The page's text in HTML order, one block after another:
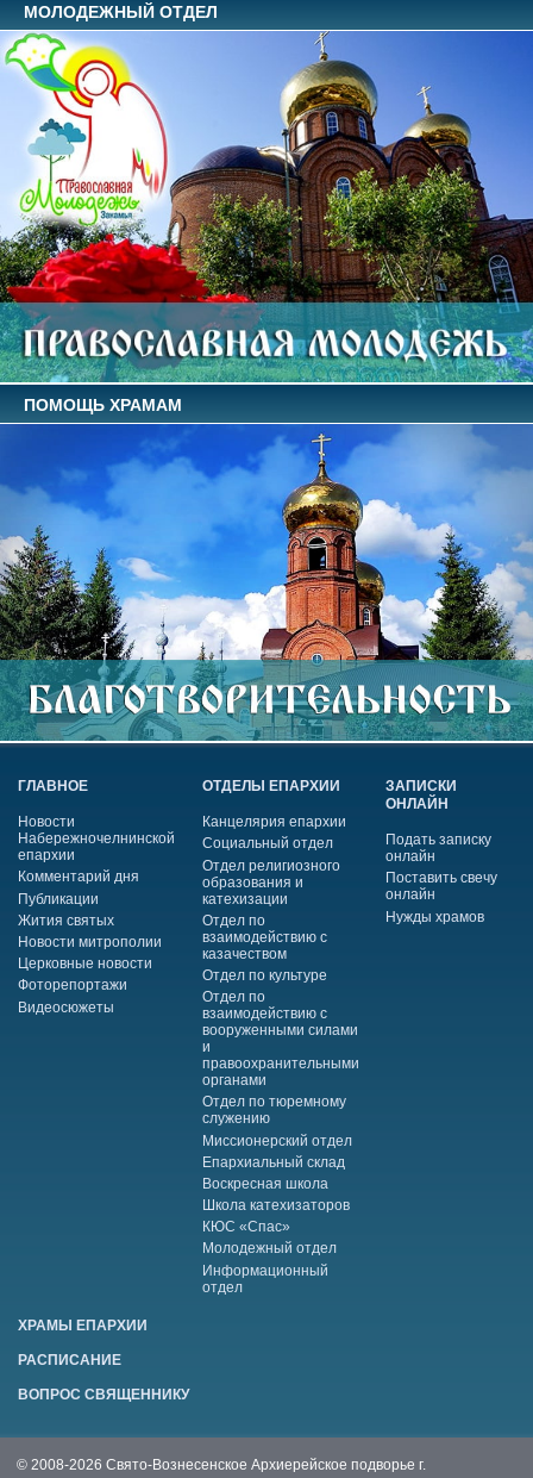
МОЛОДЕЖНЫЙ ОТДЕЛ
ПОМОЩЬ ХРАМАМ
ГЛАВНОЕ
Новости
Набережночелнинской
епархии
Комментарий дня
Публикации
Жития святых
Новости митрополии
Церковные новости
Фоторепортажи
Видеосюжеты
ОТДЕЛЫ ЕПАРХИИ
Канцелярия епархии
Социальный отдел
Отдел религиозного
образования и
катехизации
Отдел по
взаимодействию с
казачеством
Отдел по культуре
Отдел по
взаимодействию с
вооруженными силами
и
правоохранительными
органами
Отдел по тюремному
служению
Миссионерский отдел
Епархиальный склад
Воскресная школа
Школа катехизаторов
КЮС «Спас»
Молодежный отдел
Информационный
отдел
ЗАПИСКИ
ОНЛАЙН
Подать записку
онлайн
Поставить свечу
онлайн
Нужды храмов
ХРАМЫ ЕПАРХИИ
РАСПИСАНИЕ
ВОПРОС СВЯЩЕННИКУ
© 2008-2026 Свято-Вознесенское Архиерейское подворье г.